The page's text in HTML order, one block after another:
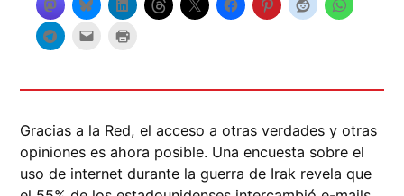
Gracias a la Red, el acceso a otras verdades y otras
opiniones es ahora posible. Una encuesta sobre el
uso de internet durante la guerra de Irak revela que